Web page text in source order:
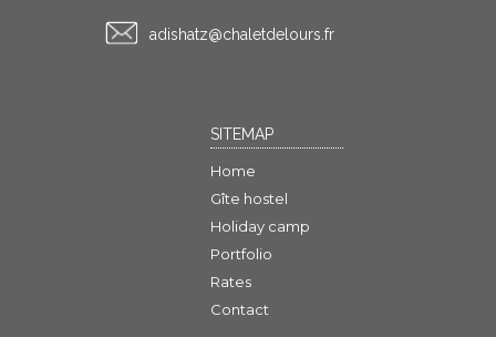
rf.sruoledtelahc@ztahsida
SITEMAP
Home
Gîte hostel
Holiday camp
Portfolio
Rates
Contact